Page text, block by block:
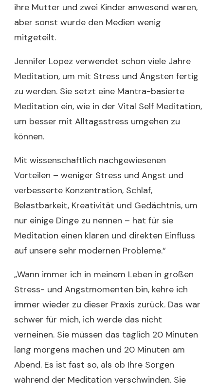
ihre Mutter und zwei Kinder anwesend waren,
aber sonst wurde den Medien wenig
mitgeteilt.
Jennifer Lopez verwendet schon viele Jahre
Meditation, um mit Stress und Ängsten fertig
zu werden. Sie setzt eine Mantra-basierte
Meditation ein, wie in der Vital Self Meditation,
um besser mit Alltagsstress umgehen zu
können.
Mit wissenschaftlich nachgewiesenen
Vorteilen – weniger Stress und Angst und
verbesserte Konzentration, Schlaf,
Belastbarkeit, Kreativität und Gedächtnis, um
nur einige Dinge zu nennen – hat für sie
Meditation einen klaren und direkten Einfluss
auf unsere sehr modernen Probleme.“
„Wann immer ich in meinem Leben in großen
Stress- und Angstmomenten bin, kehre ich
immer wieder zu dieser Praxis zurück. Das war
schwer für mich, ich werde das nicht
verneinen. Sie müssen das täglich 20 Minuten
lang morgens machen und 20 Minuten am
Abend. Es ist fast so, als ob Ihre Sorgen
während der Meditation verschwinden. Sie